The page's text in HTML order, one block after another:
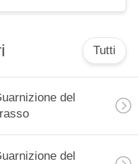
Tutti
del
del